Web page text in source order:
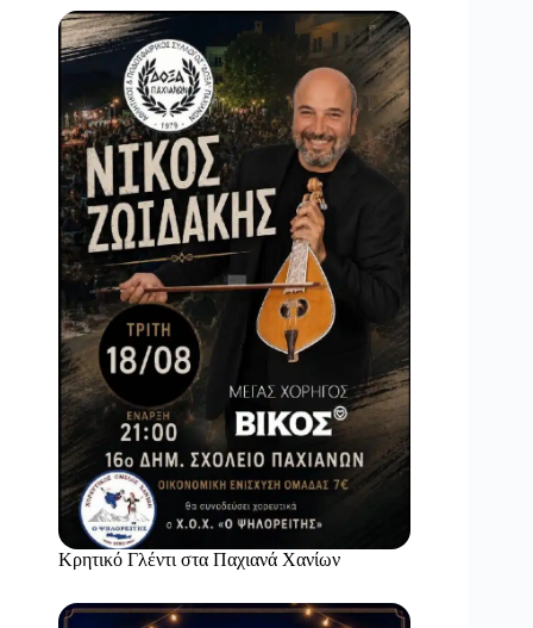
Κρητικό Γλέντι στα Παχιανά Χανίων